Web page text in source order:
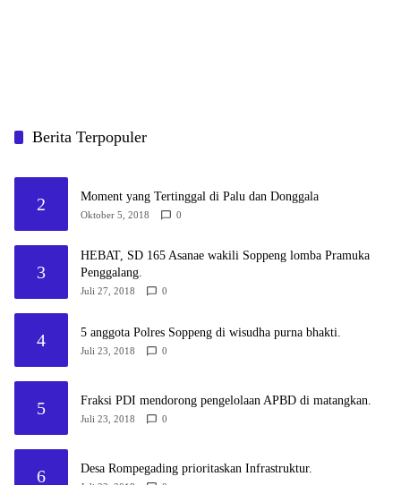
Berita Terpopuler
2 Moment yang Tertinggal di Palu dan Donggala
Oktober 5, 2018 0
3
HEBAT, SD 165 Asanae wakili Soppeng lomba Pramuka
Penggalang.
Juli 27, 2018 0
4 5 anggota Polres Soppeng di wisudha purna bhakti.
Juli 23, 2018 0
5 Fraksi PDI mendorong pengelolaan APBD di matangkan.
Juli 23, 2018 0
6 Desa Rompegading prioritaskan Infrastruktur.